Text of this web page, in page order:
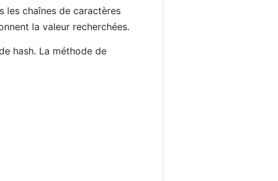
les chaînes de caractères
la valeur recherchées.
hash. La méthode de